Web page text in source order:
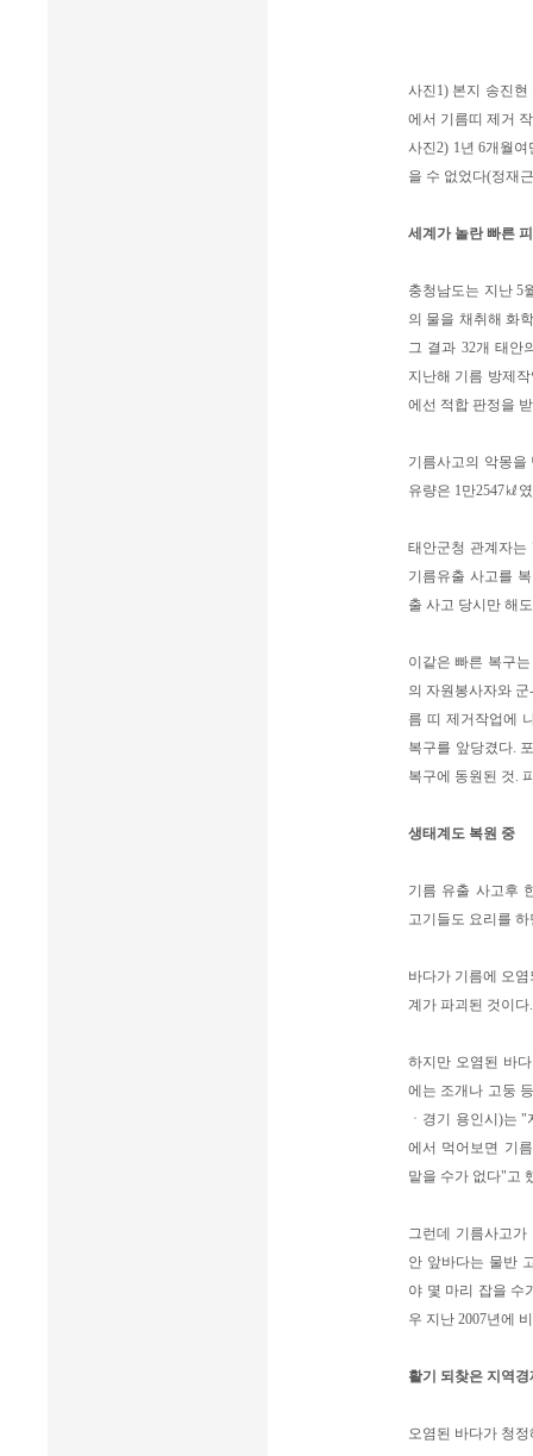
사진1) 본지 송진현
에서 기름띠 제거
사진2) 1년 6개월
을 수 없었다(정재
세계가 놀란 빠른
충청남도는 지난 5
의 물을 채취해 화
그 결과 32개 태안
지난해 기름 방제
에선 적합 판정을
기름사고의 악몽을
유량은 1만2547㎘
태안군청 관계자는
기름유출 사고를
출 사고 당시만 해
이같은 빠른 복구
의 자원봉사자와
름 띠 제거작업에
복구를 앞당겼다.
복구에 동원된 것.
생태계도 복원 중
기름 유출 사고후
고기들도 요리를
바다가 기름에 오
계가 파괴된 것이다.
하지만 오염된 바
에는 조개나 고둥
ㆍ경기 용인시)는
에서 먹어보면 기
맡을 수가 없다"고
그런데 기름사고
안 앞바다는 물반
야 몇 마리 잡을 수
우 지난 2007년에
활기 되찾은 지역경
오염된 바다가 청